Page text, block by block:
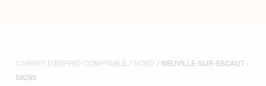
CABINET D'EXPERT-COMPTABLE / NORD / NEUVILLE-SUR-ESCAUT -
59293